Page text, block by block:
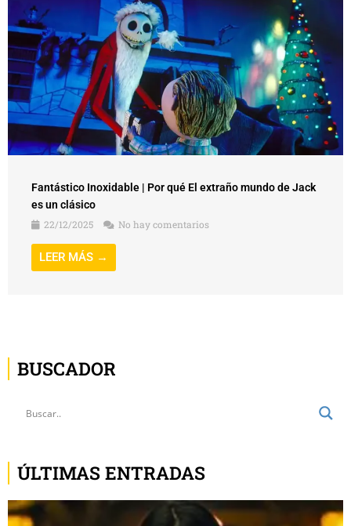
Fantástico Inoxidable | Por qué El extraño mundo de Jack
es un clásico
22/12/2025
No hay comentarios
LEER MÁS →
BUSCADOR
ÚLTIMAS ENTRADAS